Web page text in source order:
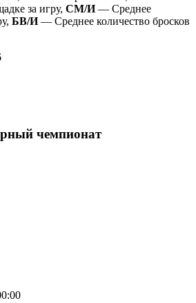
за игру, СМ/И— Среднее
БВ/И— Среднее количество бросков
чемпионат